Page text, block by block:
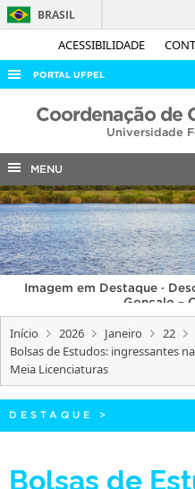
ACESSIBILIDADE
BRASIL
PORTAL UFPEL
ACESSO À INFORMAÇÃO
COBALTO
CONCURSOS
EDITAIS
INTERNACIONAL
OUVIDORIA
PORTARIAS
TELEFONES
Coordenação de
Universidade
MENU
Imagem em Destaque ·
Gonçalo –
Início 2026 Janeiro
22
Bolsas de Estudos: ingressantes
Meia Licenciaturas
DESTAQUE >
Bolsas de